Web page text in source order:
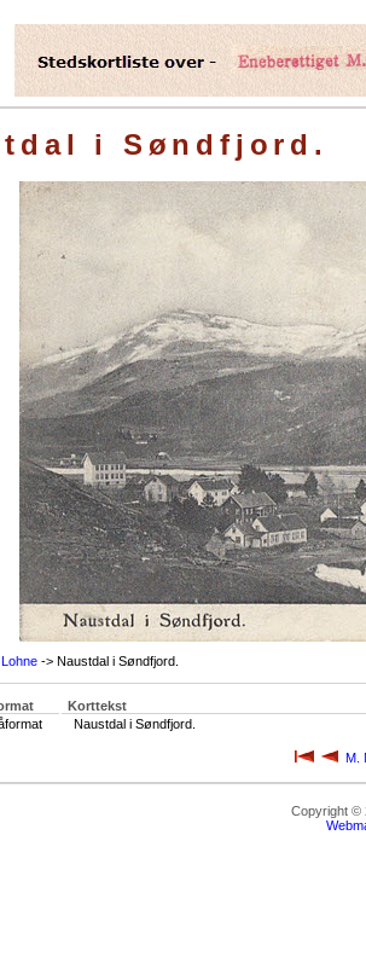
i Søndfjord.
Lohne -> Naustdal i Søndfjord.
Korttekst
Naustdal i Søndfjord.
M.
Copyright ©